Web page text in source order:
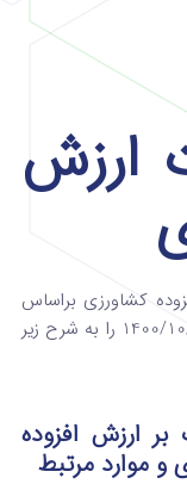
ارزش
کشاورزی براساس
قانون دائمی مالیات بر ارزش افزوده مورخ 1400/10/13 را به شرح زیر
ارزش افزوده
و موارد مرتبط